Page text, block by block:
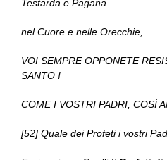
Testarda e Pagana
nel Cuore e nelle Orecchie,
VOI SEMPRE OPPONETE
SANTO !
COME I VOSTRI PADRI, COSÌ
[52] Quale dei Profeti i vostri